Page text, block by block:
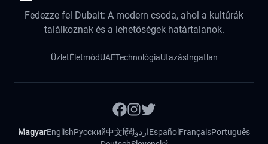
Fedezze fel Dubait: A modern csoda, ahol a kultúrák
találkoznak és a lehetőségek határtalanok.
ÜzletÉletmódUAETechnológiaUtazásIngatlan
MagyarEnglishРусский中文हिंदीاردوEspañol FrançaisPortuguês